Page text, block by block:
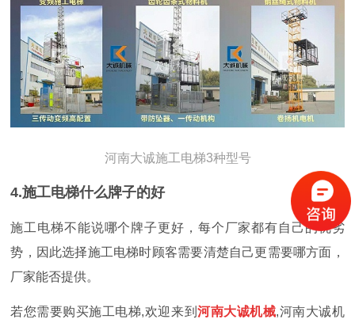
河南大诚施工电梯3种型号
4.施工电梯什么牌子的好
施工电梯不能说哪个牌子更好，每个厂家都有自己的优劣
势，因此选择施工电梯时顾客需要清楚自己更需要哪方面，
厂家能否提供。
若您需要购买施工电梯,欢迎来到河南大诚机械,河南大诚机